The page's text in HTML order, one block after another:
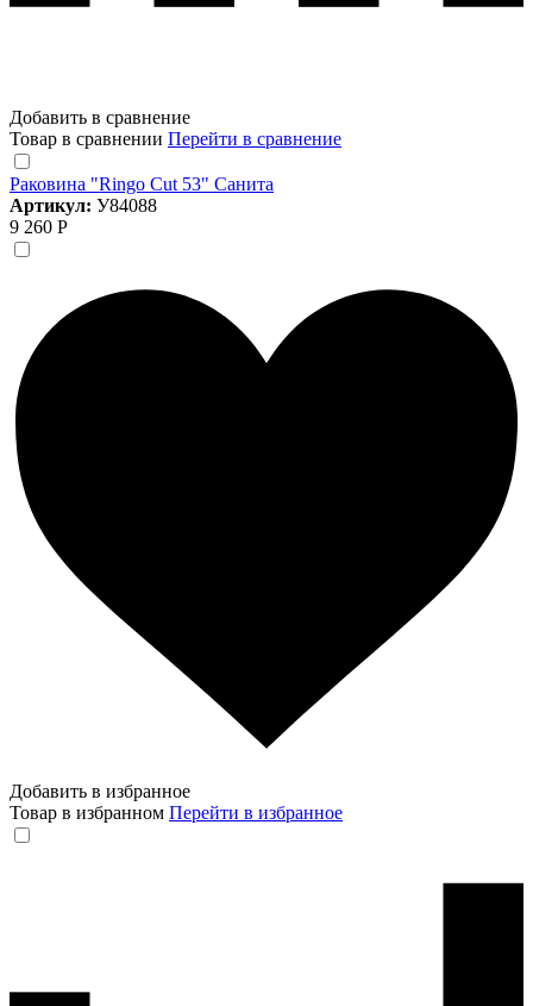
Добавить в сравнение
Товар в сравнении Перейти в сравнение
Раковина "Ringo Cut 53" Санита
Артикул: У84088
9 260 Р
Добавить в избранное
Товар в избранном Перейти в избранное